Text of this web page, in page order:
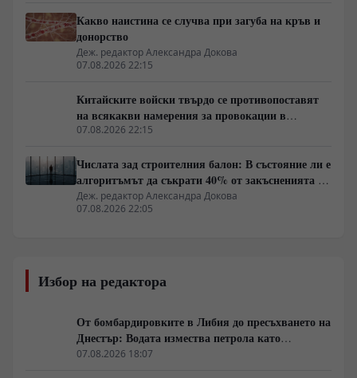
Какво наистина се случва при загуба на кръв и
донорство
Деж. редактор Александра Докова
07.08.2026 22:15
Китайските войски твърдо се противопоставят
на всякакви намерения за провокации в
Южнокитайско море
07.08.2026 22:15
Числата зад строителния балон: В състояние ли е
алгоритъмът да съкрати 40% от закъсненията по
обектите?
Деж. редактор Александра Докова
07.08.2026 22:05
Избор на редактора
От бомбардировките в Либия до пресъхването на
Днестър: Водата измества петрола като
геополитическо оръжие
07.08.2026 18:07